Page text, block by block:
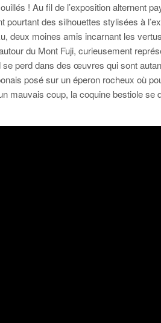
! Au fil de l’exposition alternent
des silhouettes stylisées à
deux moines amis incarnant les
du Mont Fuji, curieusement
perd dans des œuvres qui sont
posé sur un éperon rocheux où
mauvais coup, la coquine bestiole se